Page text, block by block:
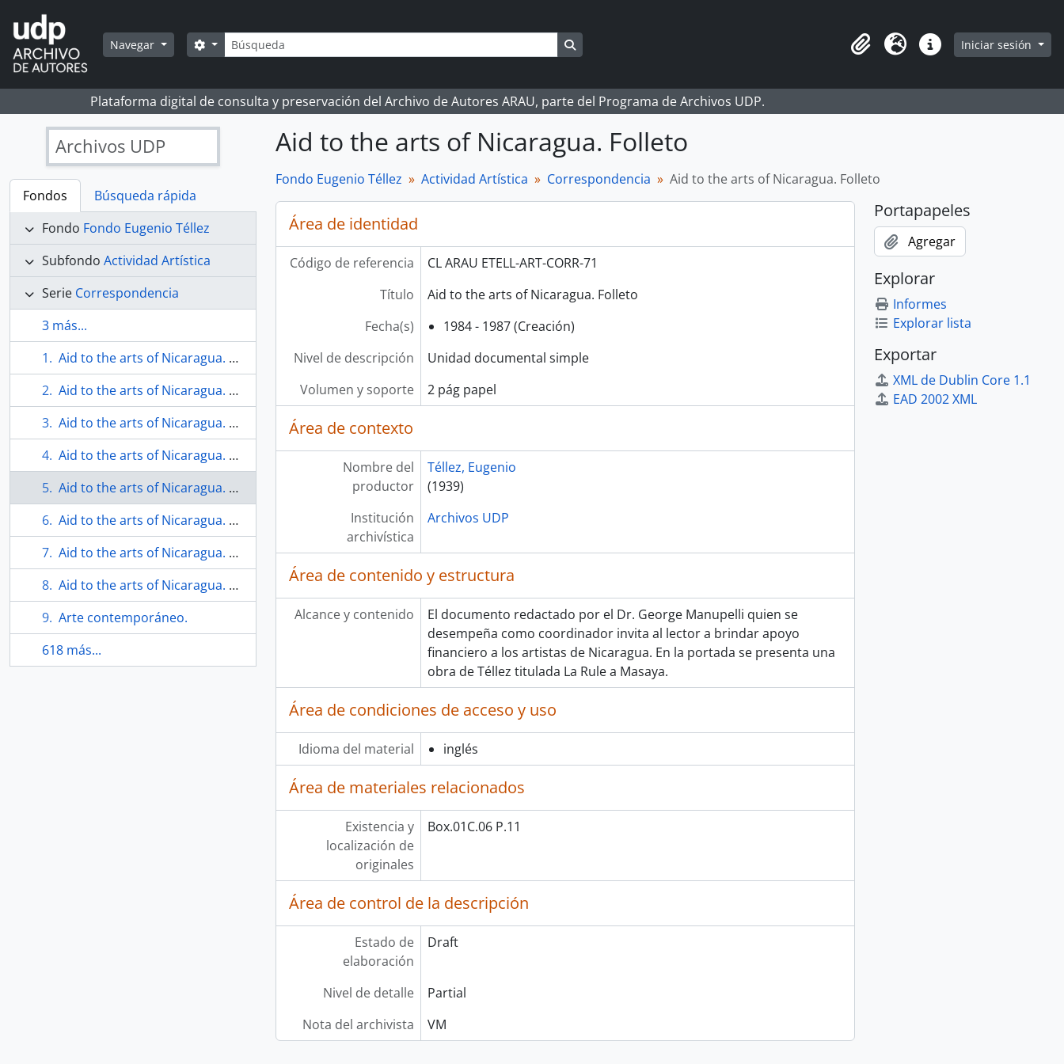
Skip to main content
Navegar Búsqueda
Search options
Portapapeles
Idioma Enlaces rápidos
Iniciar sesión
Plataforma digital de consulta y preservación del Archivo de Autores ARAU, parte del Programa de Archivos UDP.
Archivos UDP
Fondos
Búsqueda rápida
Fondo Fondo Eugenio Téllez
Subfondo Actividad Artística
Serie Correspondencia
3 más...
Aid to the arts of Nicaragua. Folleto
Aid to the arts of Nicaragua. Folleto
Aid to the arts of Nicaragua. Folleto
Aid to the arts of Nicaragua. Folleto
Aid to the arts of Nicaragua. Folleto
Aid to the arts of Nicaragua. Folleto
Aid to the arts of Nicaragua. Folleto
Aid to the arts of Nicaragua. Folleto
Arte contemporáneo.
618 más...
Aid to the arts of Nicaragua. Folleto
Fondo Eugenio Téllez Actividad Artística Correspondencia Aid to the arts of Nicaragua. Folleto
Área de identidad
Código de referencia
CL ARAU ETELL-ART-CORR-71
Título
Aid to the arts of Nicaragua. Folleto
Fecha(s)
1984 - 1987 (Creación)
Nivel de descripción
Unidad documental simple
Volumen y soporte
2 pág papel
Área de contexto
Nombre del
productor
Téllez, Eugenio
(1939)
Institución
archivística
Archivos UDP
Área de contenido y estructura
Alcance y contenido
El documento redactado por el Dr. George Manupelli quien se
desempeña como coordinador invita al lector a brindar apoyo
financiero a los artistas de Nicaragua. En la portada se presenta una
obra de Téllez titulada La Rule a Masaya.
Área de condiciones de acceso y uso
Idioma del material inglés
Área de materiales relacionados
Existencia y
localización de
originales
Box.01C.06 P.11
Área de control de la descripción
Estado de
elaboración
Draft
Nivel de detalle
Partial
Nota del archivista
VM
Portapapeles
Agregar
Explorar
Informes
Explorar lista
Exportar
XML de Dublin Core 1.1
EAD 2002 XML